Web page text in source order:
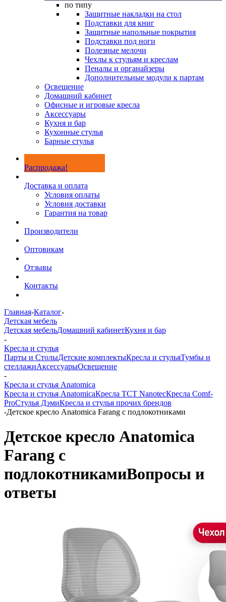
по типу
Защитные накладки на стол
Подставки для книг
Защитные напольные покрытия
Подставки под ноги
Полезные мелочи
Чехлы к стульям и креслам
Пеналы и органайзеры
Дополнительные модули к партам
Освещение
Домашний кабинет
Офисные и игровые кресла
Аксессуары
Кухня и бар
Кухонные стулья
Барные стулья
Распродажа!
Доставка и оплата
Условия оплаты
Условия доставки
Гарантия на товар
Производители
Оптовикам
Отзывы
Контакты
Главная-Каталог-
Детская мебель
Детская мебельДомашний кабинетКухня и бар
-
Кресла и стулья
Парты и СтолыДетские комплектыКресла и стульяТумбы и
стеллажиАксессуарыОсвещение
-
Кресла и стулья Anatomica
Кресла и стулья AnatomicaКресла TCT NanotecКресла Comf-
ProСтулья ДэмиКресла и стулья прочих брендов
-Детское кресло Anatomica Farang с подлокотниками
Детское кресло Anatomica
Farang с
подлокотникамиВопросы и
ответы